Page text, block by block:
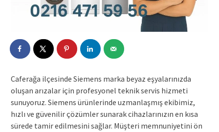
Caferağa ilçesinde Siemens marka beyaz eşyalarınızda
oluşan arızalar için profesyonel teknik servis hizmeti
sunuyoruz. Siemens ürünlerinde uzmanlaşmış ekibimiz,
hızlı ve güvenilir çözümler sunarak cihazlarınızın en kısa
sürede tamir edilmesini sağlar. Müşteri memnuniyetini ön